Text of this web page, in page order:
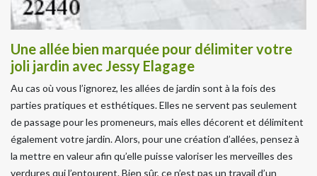
Une allée bien marquée pour délimiter votre
joli jardin avec Jessy Elagage
Au cas où vous l’ignorez, les allées de jardin sont à la fois des
parties pratiques et esthétiques. Elles ne servent pas seulement
de passage pour les promeneurs, mais elles décorent et délimitent
également votre jardin. Alors, pour une création d’allées, pensez à
la mettre en valeur afin qu’elle puisse valoriser les merveilles des
verdures qui l’entourent. Bien sûr, ce n’est pas un travail d’un